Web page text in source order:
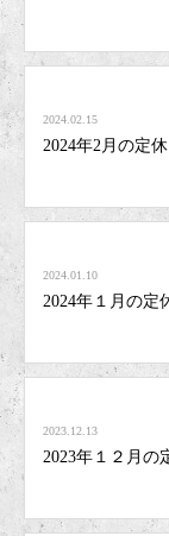
2024.02.15
2024年2月の定
2024.01.10
2024年１月の定
2023.12.13
2023年１２月の